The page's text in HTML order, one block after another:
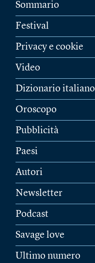
Sommario
Festival
Privacy e cookie
Video
Dizionario italiano
Oroscopo
Pubblicità
Paesi
Autori
Newsletter
Podcast
Savage love
Ultimo numero